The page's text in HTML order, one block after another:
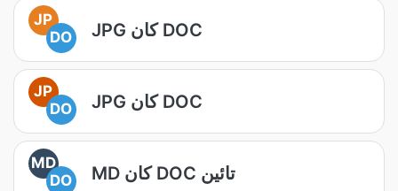
JP
DO
JPG کان DOC
JP
DO
JPG کان DOC
MD
DO
MD کان DOC تائين